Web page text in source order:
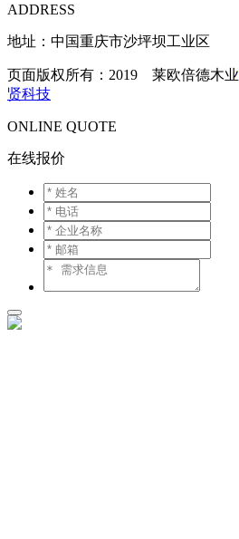
ADDRESS
地址：中国重庆市沙坪坝工业区
页面版权所有：2019 莱欧倍德木业
贤科技
ONLINE QUOTE
在线报价